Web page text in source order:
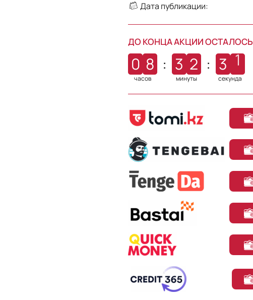
Дата публикации:
ДО КОНЦА АКЦИИ ОСТАЛОСЬ
0 8 :
часов
3 2 :
минуты
3
1
0
секунд